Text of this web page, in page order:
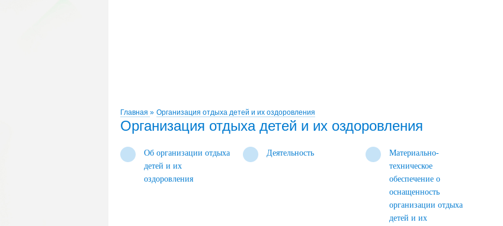
Главная » Организация отдыха детей и их оздоровления
Организация отдыха детей и их оздоровления
Об организации отдыха
детей и их
оздоровления
Деятельность
Материально-
техническое
обеспечение о
оснащенность
организации отдыха
детей и их